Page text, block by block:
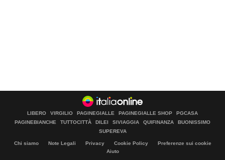
LIBERO VIRGILIO PAGINEGIALLE PAGINEGIALLE SHOP
PGCASA
PAGINEBIANCHE
TUTTOCITTÀ DILEI SIVIAGGIA QUIFINANZA
BUONISSIMO
SUPEREVA
Chi siamo Note Legali Privacy Cookie Policy
Preferenze sui cookie
Aiuto